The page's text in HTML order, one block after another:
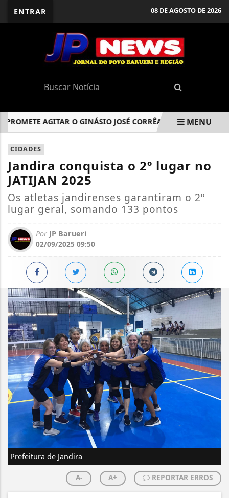
ENTRAR 08 DE AGOSTO DE 2026
AGITAR O GINÁSIO JOSÉ CORRÊA NESTA QUARTA-
EM ALTA
MENU
CIDADES
Jandira conquista o 2º lugar no
JATIJAN 2025
Os atletas jandirenses garantiram o 2º
lugar geral, somando 133 pontos
Por JP Barueri
02/09/2025 09:50
Prefeitura de Jandira
A- A+ REPORTAR ERROS